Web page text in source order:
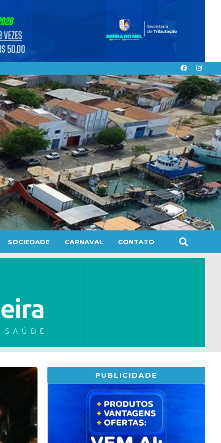
SOCIEDADE CARNAVAL CONTATO
PUBLICIDADE